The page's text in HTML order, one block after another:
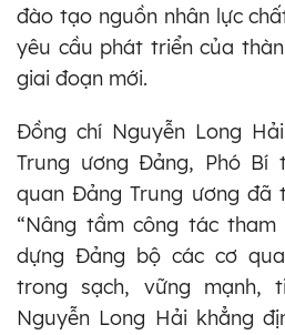
đào tạo nguồn nhân lực
yêu cầu phát triển của
giai đoạn mới.
Đồng chí Nguyễn Long
Trung ương Đảng, Phó
quan Đảng Trung ương đã
“Nâng tầm công tác tham
dựng Đảng bộ các cơ
trong sạch, vững mạnh,
Nguyễn Long Hải khẳng